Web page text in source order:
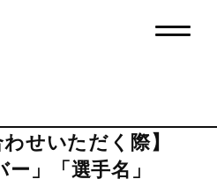
せいただく際】
」「選手名」